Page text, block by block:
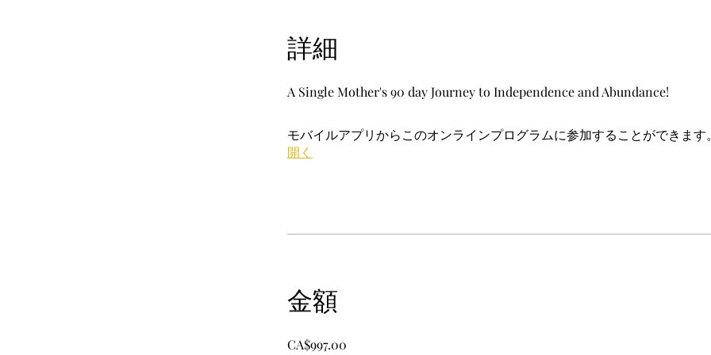
詳細
A Single Mother's 90 day Journey to Independence and Abundance!
モバイルアプリからこのオンラインプログラムに参加することができます。
開く
金額
CA$997.00